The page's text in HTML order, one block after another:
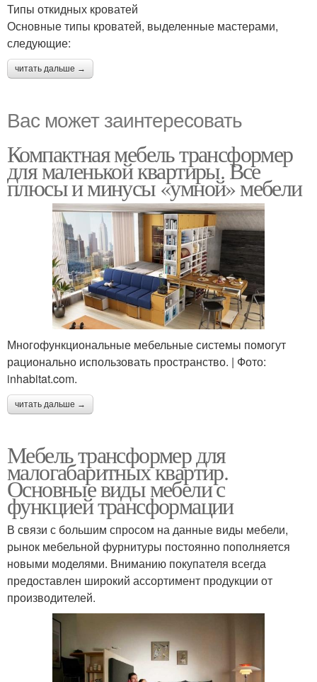
Типы откидных кроватей
Основные типы кроватей, выделенные мастерами,
следующие:
читать дальше →
Вас может заинтересовать
Компактная мебель трансформер
для маленькой квартиры. Все
плюсы и минусы «умной» мебели
Многофункциональные мебельные системы помогут
рационально использовать пространство. | Фото:
inhabitat.com.
читать дальше →
Мебель трансформер для
малогабаритных квартир.
Основные виды мебели с
функцией трансформации
В связи с большим спросом на данные виды мебели,
рынок мебельной фурнитуры постоянно пополняется
новыми моделями. Вниманию покупателя всегда
предоставлен широкий ассортимент продукции от
производителей.